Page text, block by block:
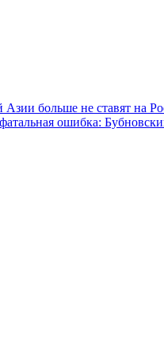
больше не ставят на
ошибка: